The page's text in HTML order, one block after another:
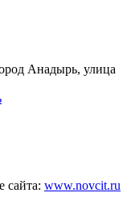
Анадырь, улица
сайта: www.novcit.ru